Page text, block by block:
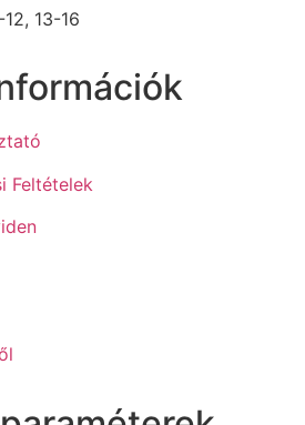
13-16
Feltételek